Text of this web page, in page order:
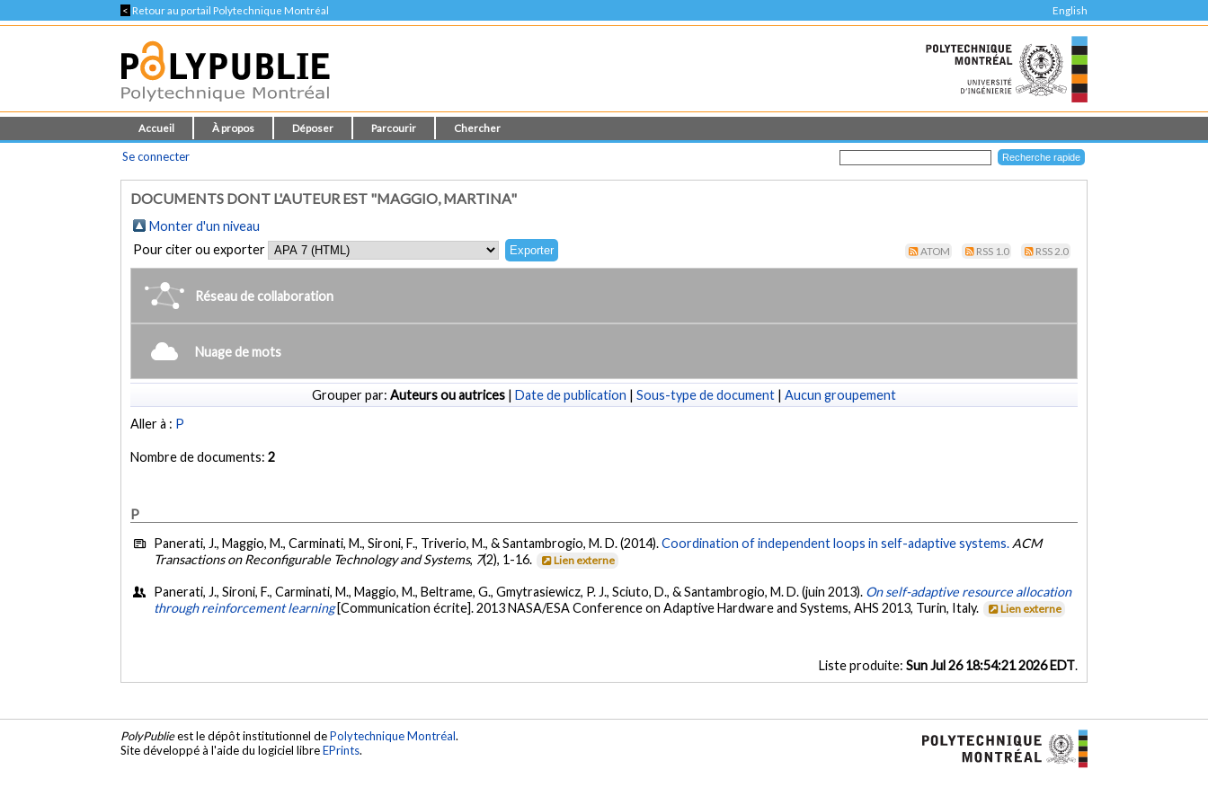
< Retour au portail Polytechnique Montréal English
Accueil À propos Déposer Parcourir Chercher
Se connecter
DOCUMENTS DONT L'AUTEUR EST "MAGGIO, MARTINA"
Monter d'un niveau
Pour citer ou exporter
ATOM RSS 1.0 RSS 2.0
Réseau de collaboration
Nuage de mots
Grouper par: Auteurs ou autrices | Date de publication | Sous-type de document | Aucun groupement
Aller à : P
Nombre de documents:2
P
Panerati, J., Maggio, M., Carminati, M., Sironi, F., Triverio, M., & Santambrogio, M. D. (2014).Coordination of independent loops in self-adaptive systems. ACM
Transactions on Reconfigurable Technology and Systems, 7(2), 1-16. Lien externe
Panerati, J., Sironi, F., Carminati, M., Maggio, M., Beltrame, G., Gmytrasiewicz, P. J., Sciuto, D., & Santambrogio, M. D. (juin 2013). On self-adaptive resource allocation
through reinforcement learning [Communication écrite]. 2013 NASA/ESA Conference on Adaptive Hardware and Systems, AHS 2013, Turin, Italy. Lien externe
Liste produite: Sun Jul 26 18:54:21 2026 EDT.
PolyPublieest le dépôt institutionnel dePolytechnique Montréal.
Site développé à l'aide du logiciel libreEPrints.